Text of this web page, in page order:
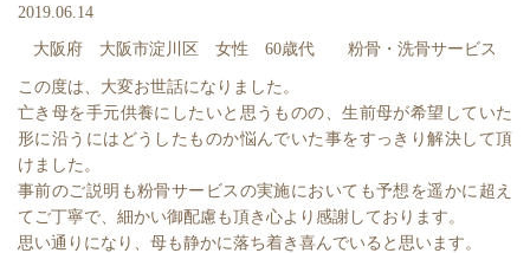
2019.06.14
大阪府 大阪市淀川区 女性 60歳代 粉骨・洗骨サービス
この度は、大変お世話になりました。
亡き母を手元供養にしたいと思うものの、生前母が希望していた
形に沿うにはどうしたものか悩んでいた事をすっきり解決して頂
けました。
事前のご説明も粉骨サービスの実施においても予想を遥かに超え
てご丁寧で、細かい御配慮も頂き心より感謝しております。
思い通りになり、母も静かに落ち着き喜んでいると思います。